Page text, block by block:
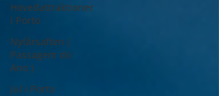
Hovedattraktioner
i Porto
Nytårsaften (
Passagem do
Ano )
Jul i Porto